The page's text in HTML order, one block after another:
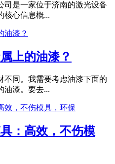
司是一家位于济南的激光设备
核心信息概...
上的油漆？
不同。我需要考虑油漆下面的
油漆。要去...
：高效，不伤模